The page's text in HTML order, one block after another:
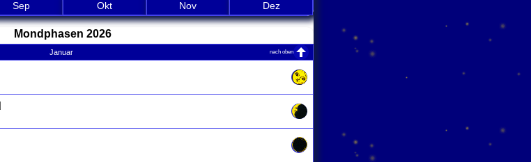
Sep Okt Nov Dez
Mondphasen 2026
Januar nach oben